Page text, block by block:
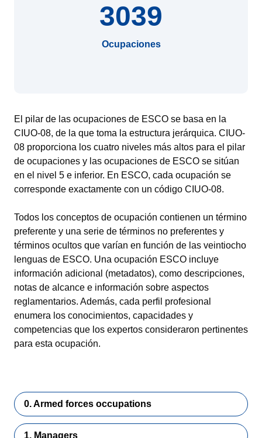
3039
Ocupaciones
El pilar de las ocupaciones de ESCO se basa en la
CIUO-08, de la que toma la estructura jerárquica. CIUO-
08 proporciona los cuatro niveles más altos para el pilar
de ocupaciones y las ocupaciones de ESCO se sitúan
en el nivel 5 e inferior. En ESCO, cada ocupación se
corresponde exactamente con un código CIUO-08.
Todos los conceptos de ocupación contienen un término
preferente y una serie de términos no preferentes y
términos ocultos que varían en función de las veintiocho
lenguas de ESCO. Una ocupación ESCO incluye
información adicional (metadatos), como descripciones,
notas de alcance e información sobre aspectos
reglamentarios. Además, cada perfil profesional
enumera los conocimientos, capacidades y
competencias que los expertos consideraron pertinentes
para esta ocupación.
0. Armed forces occupations
1. Managers